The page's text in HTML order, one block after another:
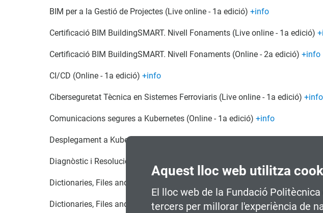
Aquest lloc web utilitza
El lloc web de la Fundació
tercers per millorar l'experiència de
BIM per a la Gestió de Projectes (Live online - 1a edició) +info
Certificació BIM BuildingSMART. Nivell Fonaments (Live online - 1a edició)
Certificació BIM BuildingSMART. Nivell Fonaments (Online - 2a edició) +info
CI/CD (Online - 1a edició) +info
Ciberseguretat Tècnica en Sistemes Ferroviaris (Live online - 1a edició) +info
Comunicacions segures a Kubernetes (Online - 1a edició) +info
Desplegament a Kubernetes, Optimització de Costos i Observabilitat
Diagnòstic i Resolució Bàsica de Problemes (Online - 1a edició)
Dictionaries, Files and Modular Programming (Live online - 1a edició)
Dictionaries, Files and Modular Programming (Live online - 2a edició) +info